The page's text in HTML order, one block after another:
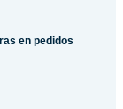
en pedidos